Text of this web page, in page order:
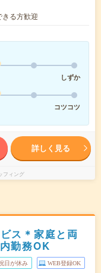
る方歓迎
しずか
コツコツ
詳しく見る
フィング
ス＊家庭と両
勤務OK
日が休み WEB登録OK